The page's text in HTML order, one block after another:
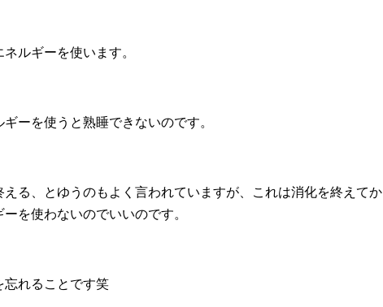
ルギーを使います。
ーを使うと熟睡できないのです。
える、とゆうのもよく言われていますが、これは消化を終えてか
を使わないのでいいのです。
忘れることです笑